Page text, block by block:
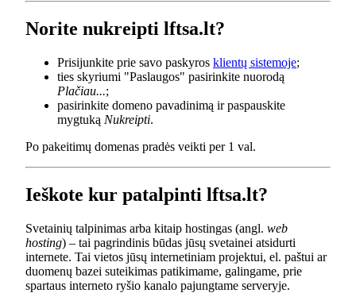
Norite nukreipti lftsa.lt?
Prisijunkite prie savo paskyros klientų sistemoje;
ties skyriumi "Paslaugos" pasirinkite nuorodą
Plačiau...;
pasirinkite domeno pavadinimą ir paspauskite
mygtuką Nukreipti.
Po pakeitimų domenas pradės veikti per 1 val.
Ieškote kur patalpinti lftsa.lt?
Svetainių talpinimas arba kitaip hostingas (angl. web
hosting) – tai pagrindinis būdas jūsų svetainei atsidurti
internete. Tai vietos jūsų internetiniam projektui, el. paštui ar
duomenų bazei suteikimas patikimame, galingame, prie
spartaus interneto ryšio kanalo pajungtame serveryje.